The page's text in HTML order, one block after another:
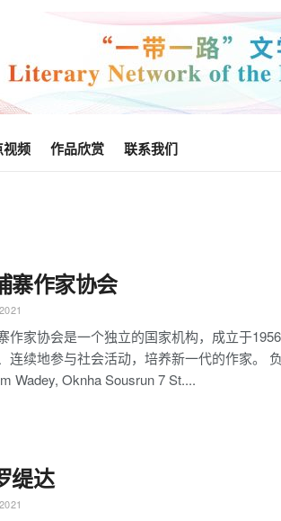
频 作品欣赏 联系我们
寨作家协会
作家协会是一个独立的国家机构，成立于
连续地参与社会活动，培养新一代的作家。
Wadey, Oknha Sousrun 7 St....
缇达